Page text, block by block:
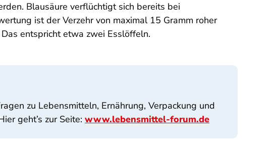
Blausäure verflüchtigt sich bereits bei
ist der Verzehr von maximal 15 Gramm roher
entspricht etwa zwei Esslöffeln.
zu Lebensmitteln, Ernährung, Verpackung und
geht’s zur Seite: www.lebensmittel-forum.de